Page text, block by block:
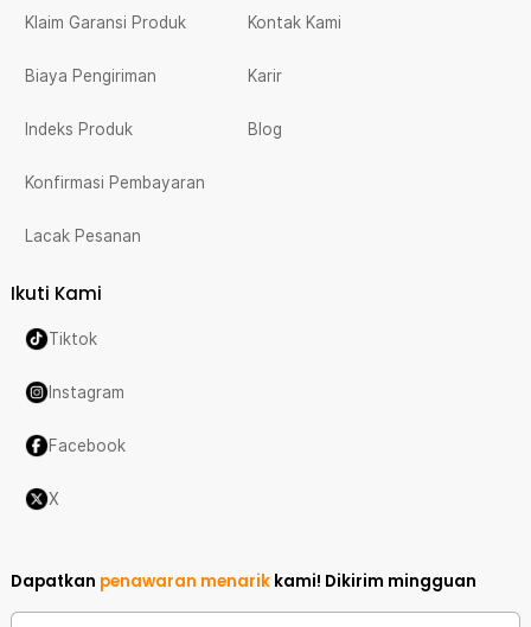
Klaim Garansi Produk
Biaya Pengiriman
Indeks Produk
Konfirmasi Pembayaran
Lacak Pesanan
Kontak Kami
Karir
Blog
Ikuti Kami
Tiktok
Instagram
Facebook
X
Dapatkan penawaran menarik kami! Dikirim mingguan